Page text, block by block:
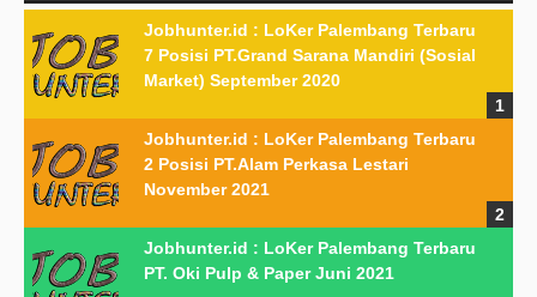
Jobhunter.id : LoKer Palembang Terbaru
7 Posisi PT.Grand Sarana Mandiri (Sosial
Market) September 2020
Jobhunter.id : LoKer Palembang Terbaru
2 Posisi PT.Alam Perkasa Lestari
November 2021
Jobhunter.id : LoKer Palembang Terbaru
PT. Oki Pulp & Paper Juni 2021